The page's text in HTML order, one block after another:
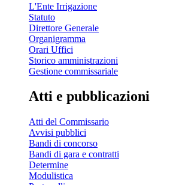
L'Ente Irrigazione
Statuto
Direttore Generale
Organigramma
Orari Uffici
Storico amministrazioni
Gestione commissariale
Atti e pubblicazioni
Atti del Commissario
Avvisi pubblici
Bandi di concorso
Bandi di gara e contratti
Determine
Modulistica